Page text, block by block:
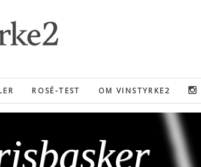
ROSÉ-TEST OM VINSTYRKE2